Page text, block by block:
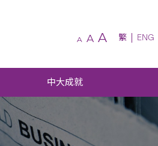
A A A 繁 ENG
中大成就